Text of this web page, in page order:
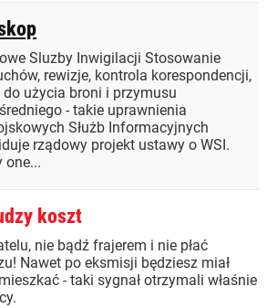
Sluzby Inwigilacji Stosowanie
rewizje, kontrola korespondencji,
do użycia broni i przymusu
- takie uprawnienia
Służb Informacyjnych
rządowy projekt ustawy o WSI.
one...
koszt
nie bądź frajerem i nie płać
Nawet po eksmisji będziesz miał
- taki sygnał otrzymali właśnie